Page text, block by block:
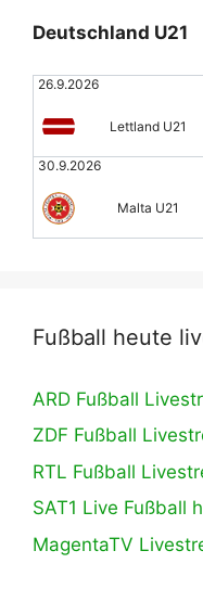
Deutschland U21
26.9.2026
Lettland U21
30.9.2026
Malta U21
Fußball heute
ARD Fußball
ZDF Fußball
RTL Fußball
SAT1 Live Fußball
MagentaTV